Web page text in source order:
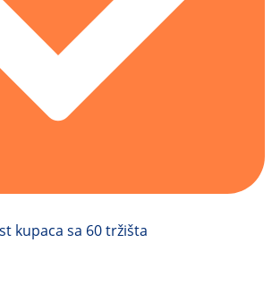
kupaca sa 60 tržišta